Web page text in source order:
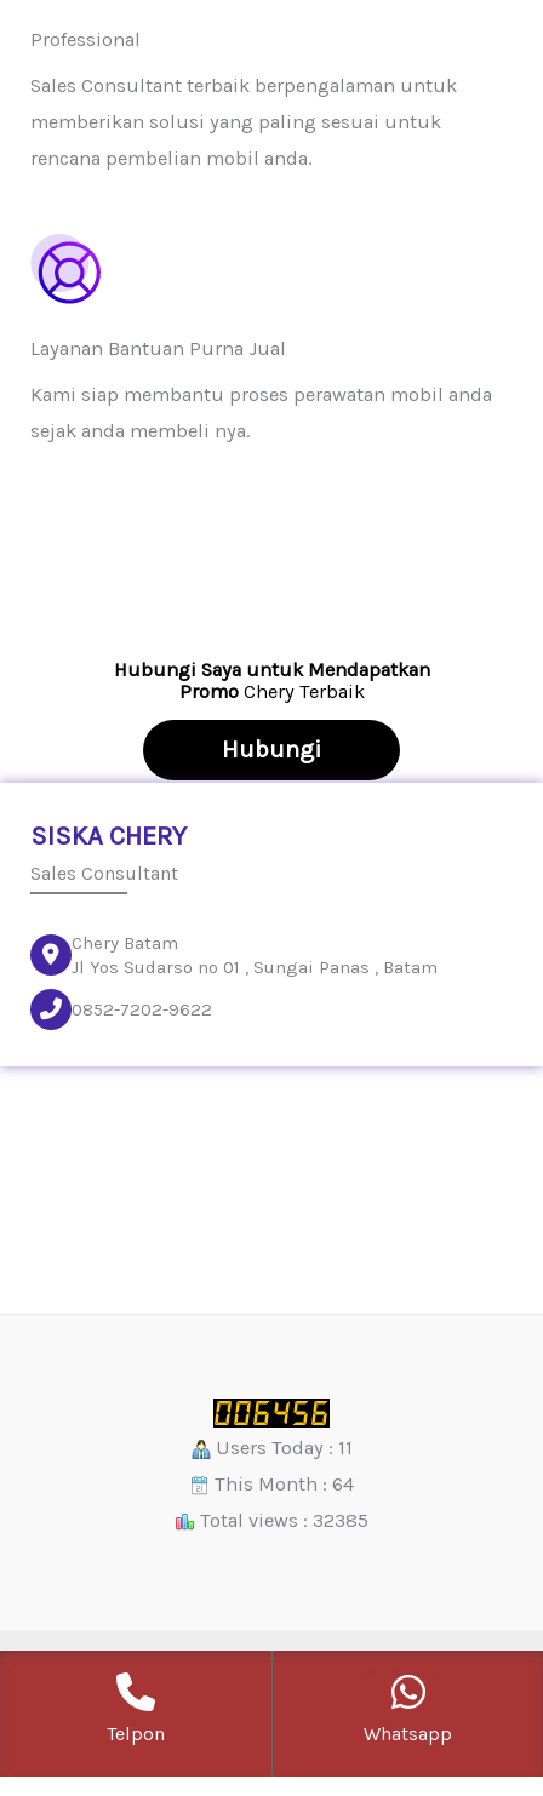
Professional
Sales Consultant terbaik berpengalaman untuk
memberikan solusi yang paling sesuai untuk
rencana pembelian mobil anda.
Layanan Bantuan Purna Jual
Kami siap membantu proses perawatan mobil anda
sejak anda membeli nya.
Hubungi Saya untuk Mendapatkan
PromoChery Terbaik
Hubungi
SISKA CHERY
Sales Consultant
Chery Batam
Jl Yos Sudarso no 01 , Sungai Panas , Batam
0852-7202-9622
Users Today : 11
This Month : 64
Total views : 32385
Copyright © 2026 | Powered by YC Media
Telpon Whatsapp